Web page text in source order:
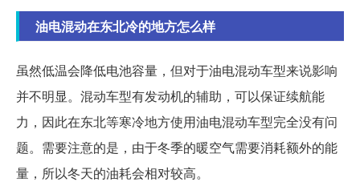
油电混动在东北冷的地方怎么样
虽然低温会降低电池容量，但对于油电混动车型来说影响
并不明显。混动车型有发动机的辅助，可以保证续航能
力，因此在东北等寒冷地方使用油电混动车型完全没有问
题。需要注意的是，由于冬季的暖空气需要消耗额外的能
量，所以冬天的油耗会相对较高。